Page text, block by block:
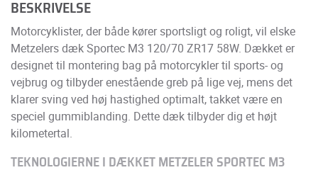
BESKRIVELSE
Motorcyklister, der både kører sportsligt og roligt, vil elske
Metzelers dæk Sportec M3 120/70 ZR17 58W. Dækket er
designet til montering bag på motorcykler til sports- og
vejbrug og tilbyder enestående greb på lige vej, mens det
klarer sving ved høj hastighed optimalt, takket være en
speciel gummiblanding. Dette dæk tilbyder dig et højt
kilometertal.
TEKNOLOGIERNE I DÆKKET METZELER SPORTEC M3